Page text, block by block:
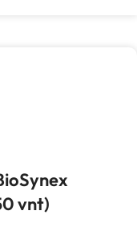
vnt)